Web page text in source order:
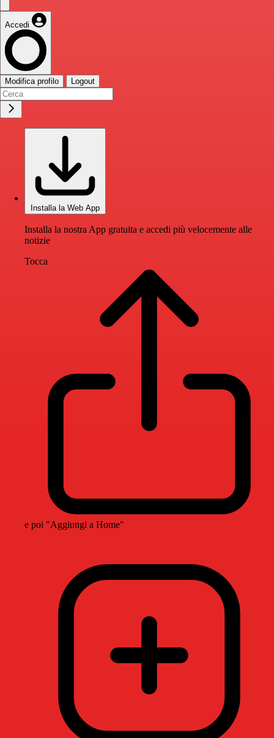
Accedi
Modifica profilo Logout
Installa la Web App
Installa la nostra App gratuita e accedi più velocemente alle
notizie
Tocca
e poi "Aggiungi a Home"